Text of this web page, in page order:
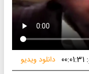
دانلود ویدیو